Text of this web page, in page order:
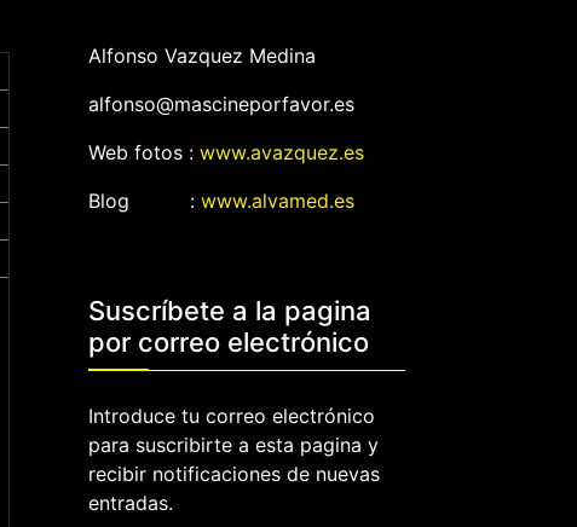
Alfonso Vazquez Medina
alfonso@mascineporfavor.es
Web fotos : www.avazquez.es
Blog : www.alvamed.es
Suscríbete a la pagina
por correo electrónico
Introduce tu correo electrónico
para suscribirte a esta pagina y
recibir notificaciones de nuevas
entradas.